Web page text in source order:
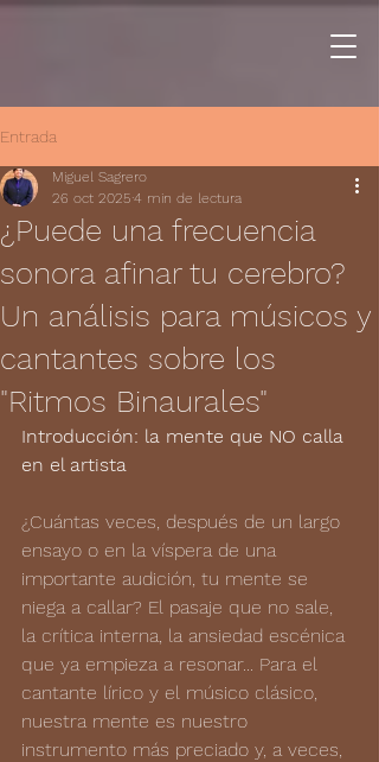
Entrada
¿Puede una frecuencia
sonora afinar tu cerebro?
Un análisis para músicos y
cantantes sobre los
"Ritmos Binaurales"
Miguel Sagrero
26 oct 2025 4 min de lectura
Introducción: la mente que NO calla
en el artista
¿Cuántas veces, después de un largo
ensayo o en la víspera de una
importante audición, tu mente se
niega a callar? El pasaje que no sale,
la crítica interna, la ansiedad escénica
que ya empieza a resonar... Para el
cantante lírico y el músico clásico,
nuestra mente es nuestro
instrumento más preciado y, a veces,